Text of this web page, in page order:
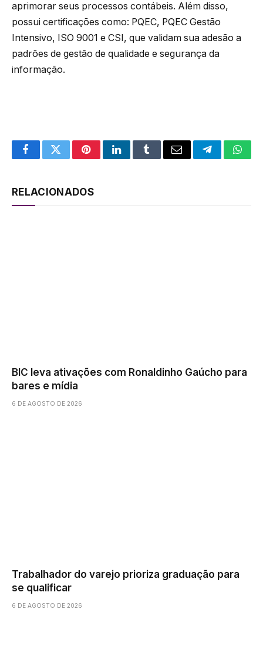
aprimorar seus processos contábeis. Além disso,
possui certificações como: PQEC, PQEC Gestão
Intensivo, ISO 9001 e CSI, que validam sua adesão a
padrões de gestão de qualidade e segurança da
informação.
FacebookTwitterPinterestLinkedInTumblrEmail Telegram
RELACIONADOS
BIC leva ativações com Ronaldinho Gaúcho para
bares e mídia
6 DE AGOSTO DE 2026
Trabalhador do varejo prioriza graduação para
se qualificar
6 DE AGOSTO DE 2026